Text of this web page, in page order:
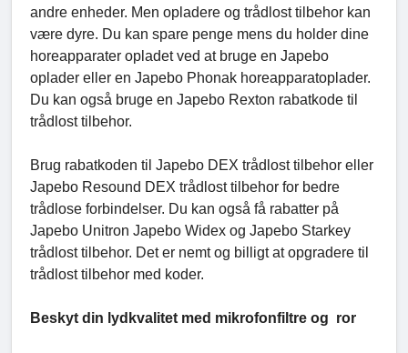
andre enheder. Men opladere og trådlost tilbehor kan
være dyre. Du kan spare penge mens du holder dine
horeapparater opladet ved at bruge en Japebo
oplader eller en Japebo Phonak horeapparatoplader.
Du kan også bruge en Japebo Rexton rabatkode til
trådlost tilbehor.
Brug rabatkoden til Japebo DEX trådlost tilbehor eller
Japebo Resound DEX trådlost tilbehor for bedre
trådlose forbindelser. Du kan også få rabatter på
Japebo Unitron Japebo Widex og Japebo Starkey
trådlost tilbehor. Det er nemt og billigt at opgradere til
trådlost tilbehor med koder.
Beskyt din lydkvalitet med mikrofonfiltre og ror